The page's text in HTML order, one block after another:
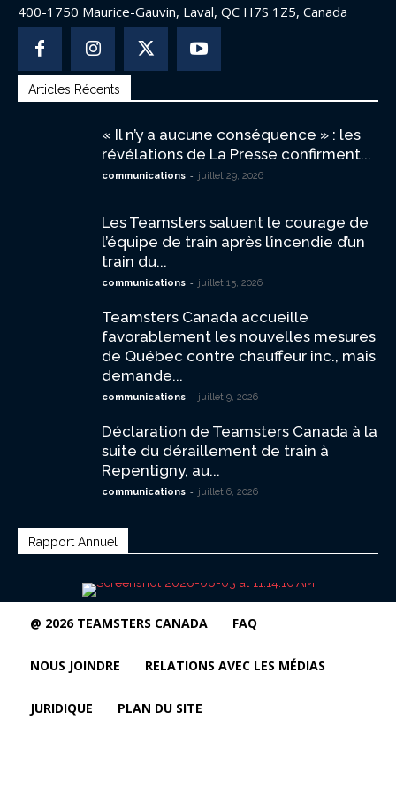
400-1750 Maurice-Gauvin, Laval, QC H7S 1Z5, Canada
Articles Récents
« Il n’y a aucune conséquence » : les
révélations de La Presse confirment...
communications - juillet 29, 2026
Les Teamsters saluent le courage de
l’équipe de train après l’incendie d’un
train du...
communications - juillet 15, 2026
Teamsters Canada accueille
favorablement les nouvelles mesures
de Québec contre chauffeur inc., mais
demande...
communications - juillet 9, 2026
Déclaration de Teamsters Canada à la
suite du déraillement de train à
Repentigny, au...
communications - juillet 6, 2026
Rapport Annuel
@ 2026 TEAMSTERS CANADA FAQ
NOUS JOINDRE RELATIONS AVEC LES MÉDIAS
JURIDIQUE PLAN DU SITE